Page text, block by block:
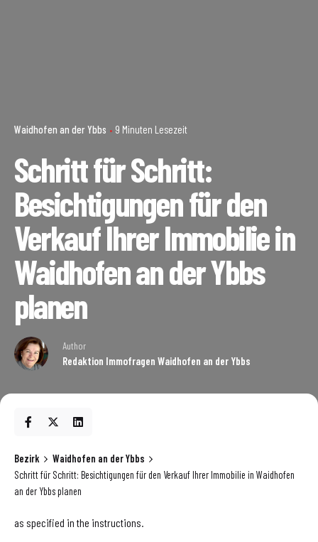
Waidhofen an der Ybbs 9 Minuten Lesezeit
Schritt für Schritt:
Besichtigungen für den
Verkauf Ihrer Immobilie in
Waidhofen an der Ybbs
planen
Author
Redaktion Immofragen Waidhofen an der Ybbs
Bezirk
Waidhofen an der Ybbs
Schritt für Schritt: Besichtigungen für den Verkauf Ihrer Immobilie in Waidhofen
an der Ybbs planen
as specified in the instructions.